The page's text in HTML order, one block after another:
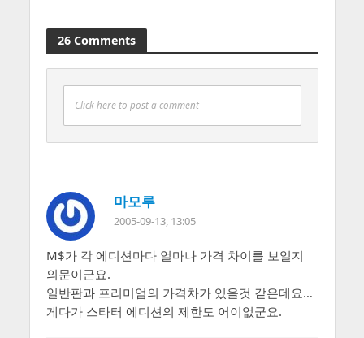
26 Comments
Click here to post a comment
마모루
2005-09-13, 13:05
M$가 각 에디션마다 얼마나 가격 차이를 보일지
의문이군요.
일반판과 프리미엄의 가격차가 있을것 같은데요…
게다가 스타터 에디션의 제한도 어이없군요.